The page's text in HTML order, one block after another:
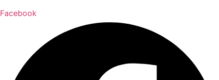
Facebook